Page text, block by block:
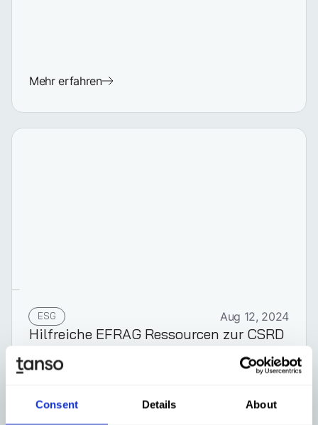
Consent Details About
Mehr erfahren
ESG Aug 12, 2024
Hilfreiche EFRAG Ressourcen zur CSRD